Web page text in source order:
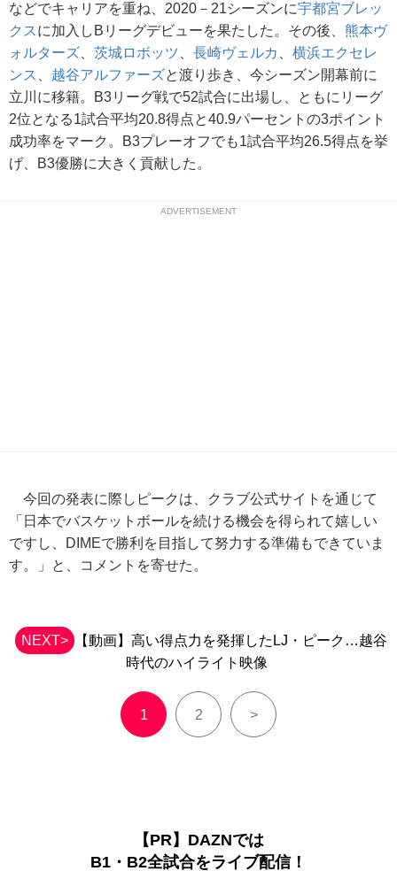
などでキャリアを重ね、2020－21シーズンに宇都宮ブレッ
クスに加入しBリーグデビューを果たした。その後、 熊本ヴ
ォルターズ
茨城ロボッツ 長崎ヴェルカ
横浜エクセレ
ンス
越谷アルファーズと渡り歩き、今シーズン開幕前に
立川に移籍。B3リーグ戦で52試合に出場し、ともにリーグ
2位となる1試合平均20.8得点と40.9パーセントの3ポイント
成功率をマーク。B3プレーオフでも1試合平均26.5得点を挙
げ、B3優勝に大きく貢献した。
ADVERTISEMENT
今回の発表に際しピークは、クラブ公式サイトを通じて
「日本でバスケットボールを続ける機会を得られて嬉しい
ですし、DIMEで勝利を目指して努力する準備もできていま
す。」と、コメントを寄せた。
NEXT> 【動画】高い得点力を発揮したLJ・ピーク…越谷
時代のハイライト映像
1 2 >
【PR】DAZNでは
B1・B2全試合をライブ配信！